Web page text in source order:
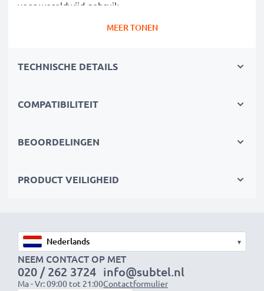
voor wereldwijd gebruik
– Variabele spanning verlengt de
goedgekeurd met bescherming tegen overladen,
✔Compact & lichtgewicht
1x 1000mAh accu:
1x 2000mAh accu:ca. 4 uur
1x 3000mAh accu: ca. 6 uur
MEER TONEN
TECHNISCHE DETAILS
COMPATIBILITEIT
BEOORDELINGEN
PRODUCT VEILIGHEID
▾
NEEM CONTACT OP MET
020 / 262 3724
Ma - Vr: 09:00 tot 21:00
info@subtel.nl
Contactformulier